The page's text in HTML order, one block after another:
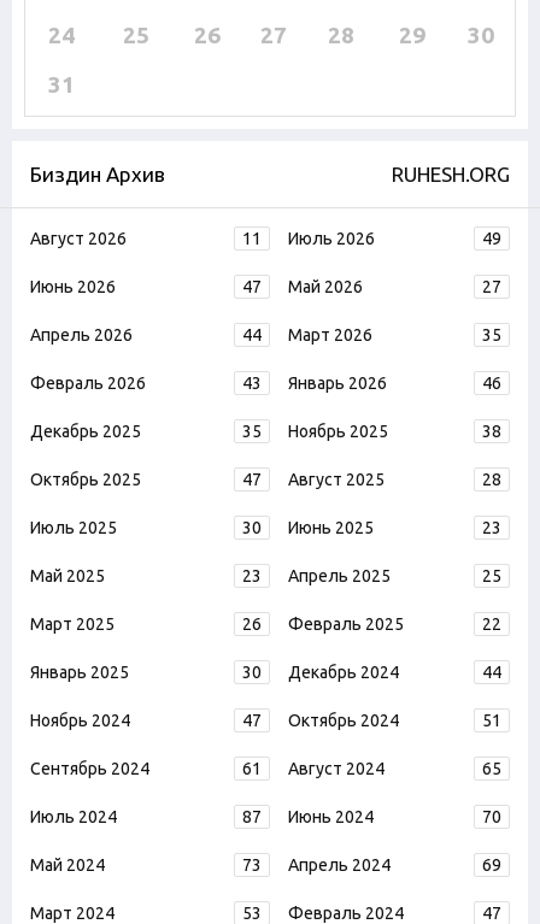
24
25 26 27 28 29
30
31
Биздин Архив RUHESH.ORG
Август 2026 11 Июль 2026 49
Июнь 2026 47 Май 2026 27
Апрель 2026 44 Март 2026 35
Февраль 2026 43 Январь 2026 46
Декабрь 2025 35 Ноябрь 2025 38
Октябрь 2025 47 Август 2025 28
Июль 2025 30 Июнь 2025 23
Май 2025 23 Апрель 2025 25
Март 2025 26 Февраль 2025 22
Январь 2025 30 Декабрь 2024 44
Ноябрь 2024 47 Октябрь 2024 51
Сентябрь 2024 61 Август 2024 65
Июль 2024 87 Июнь 2024 70
Май 2024 73 Апрель 2024 69
Март 2024 53 Февраль 2024 47